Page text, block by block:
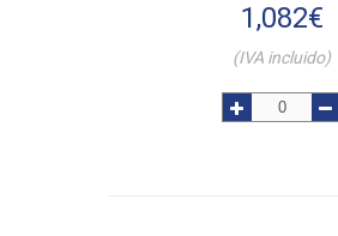
1,082€
(IVA incluido)